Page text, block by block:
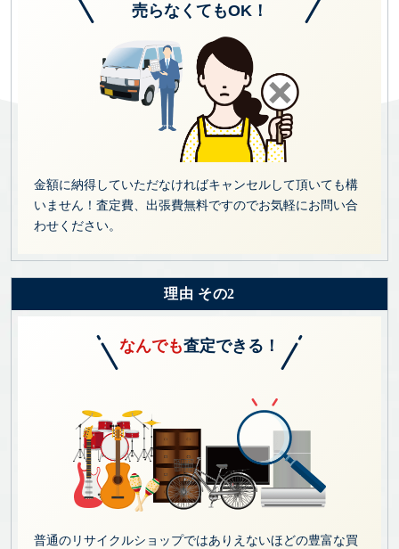
売らなくてもOK！
金額に納得していただなければキャンセルして頂いても構
いません！査定費、出張費無料ですのでお気軽にお問い合
わせください。
理由 その2
なんでも査定できる！
普通のリサイクルショップではありえないほどの豊富な買